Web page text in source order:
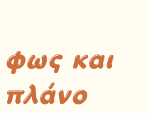
και